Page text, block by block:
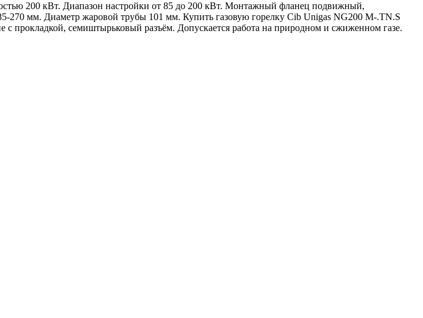
200 кВт. Диапазон настройки от 85 до 200 кВт. Монтажный фланец подвижный,
270 мм. Диаметр жаровой трубы 101 мм. Купить газовую горелку Cib Unigas NG200 M-.TN.S
прокладкой, семиштырьковый разъём. Допускается работа на природном и сжиженном газе.